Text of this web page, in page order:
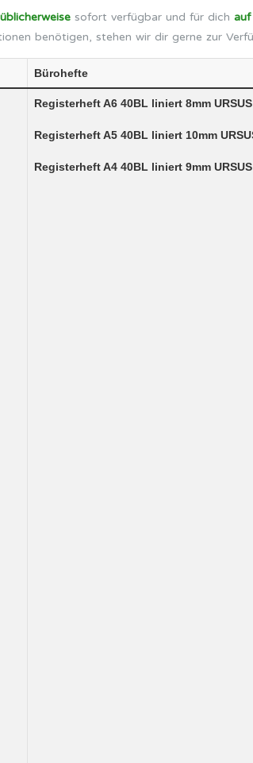
üblicherweisesofort verfügbar und für dich auf
benötigen, stehen wir dir gerne zur
Bürohefte
Registerheft A6 40BL liniert 8mm
Registerheft A5 40BL liniert 10mm
Registerheft A4 40BL liniert 9mm